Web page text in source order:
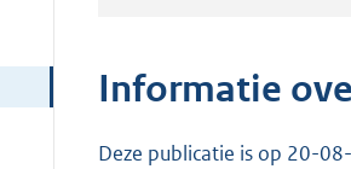
Informatie
Deze publicatie is op 20-